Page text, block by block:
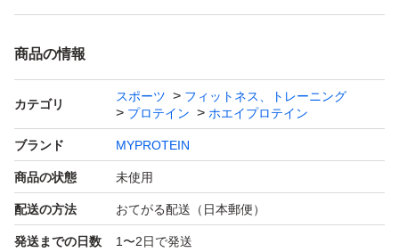
パッケージは新しいデザインと古いデザインがあります。
賞味期限の関係上発送はどっちになるか分かりません。
発送
購入後24時間以内に匿名発送いたします。
送料を抑えるために簡易梱包になります。
配送中の袋のダメージがあるかもしれないことを
ご了承頂けますと幸いです。
商品の情報
カテゴリ
スポーツ
フィットネス、トレーニング
プロテイン
ホエイプロテイン
ブランド MYPROTEIN
商品の状態 未使用
配送の方法 おてがる配送（日本郵便）
発送までの日数 1〜2日で発送